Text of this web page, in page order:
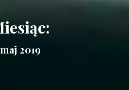
maj 2019